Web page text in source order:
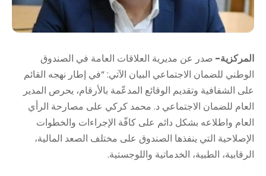
المركزية- صدر عن مديرية العلاقات العامة في الصندوق
الوطني للضمان الاجتماعي البيان الآتي: “في إطار نهجه القائم
على الشفافية وتقديم الوقائع المدعّمة بالأرقام، يحرص المدير
العام للضمان الاجتماعي د. محمد كركي على مصارحة الرأي
العام واطلاعه بشكل دائم على كافّة الإجراءات والخطوات
الإصلاحية التي ينفذها الصندوق على مختلف الصعد المالية،
الرقابية، الطبية، الخدماتية واللوجستية.